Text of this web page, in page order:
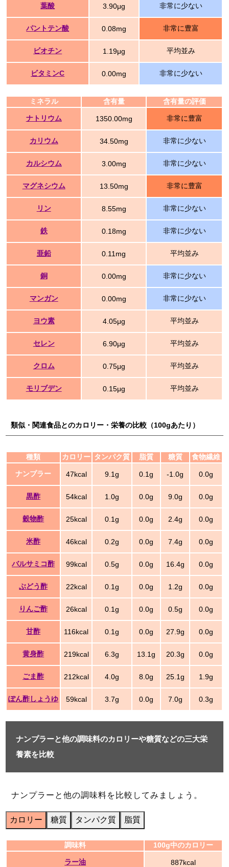
葉酸 3.90μg 非常に少ない
パントテン酸 0.08mg 非常に豊富
ビオチン 1.19μg 平均並み
ビタミンC 0.00mg 非常に少ない
ミネラル 含有量 含有量の評価
ナトリウム 1350.00mg 非常に豊富
カリウム 34.50mg 非常に少ない
カルシウム 3.00mg 非常に少ない
マグネシウム 13.50mg 非常に豊富
リン 8.55mg 非常に少ない
鉄 0.18mg 非常に少ない
亜鉛 0.11mg 平均並み
銅 0.00mg 非常に少ない
マンガン 0.00mg 非常に少ない
ヨウ素 4.05μg 平均並み
セレン 6.90μg 平均並み
クロム 0.75μg 平均並み
モリブデン 0.15μg 平均並み
類似・関連食品とのカロリー・栄養の比較（100gあたり）
種類 カロリー タンパク質 脂質 糖質 食物繊維
ナンプラー 47kcal 9.1g 0.1g -1.0g 0.0g
黒酢 54kcal 1.0g 0.0g 9.0g 0.0g
穀物酢 25kcal 0.1g 0.0g 2.4g 0.0g
米酢 46kcal 0.2g 0.0g 7.4g 0.0g
バルサミコ酢 99kcal 0.5g 0.0g 16.4g 0.0g
ぶどう酢 22kcal 0.1g 0.0g 1.2g 0.0g
りんご酢 26kcal 0.1g 0.0g 0.5g 0.0g
甘酢 116kcal 0.1g 0.0g 27.9g 0.0g
黄身酢 219kcal 6.3g 13.1g 20.3g 0.0g
ごま酢 212kcal 4.0g 8.0g 25.1g 1.9g
ぽん酢しょうゆ 59kcal 3.7g 0.0g 7.0g 0.3g
ナンプラーと他の調味料のカロリーや糖質などの三大栄
養素を比較
ナンプラーと他の調味料を比較してみましょう。
カロリー 糖質 タンパク質 脂質
調味料 100g中のカロリー
ラー油 887kcal